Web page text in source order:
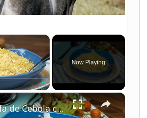
×
Fullscreen
Now Playing
×
Farofa de Cebola com Batata Palha Simples e Crocante